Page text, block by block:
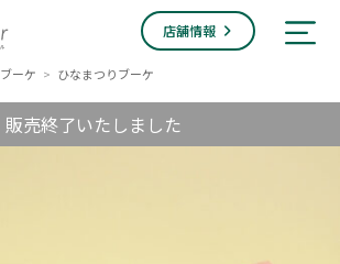
店舗情報
ブーケ > ひなまつりブーケ
販売終了いたしました